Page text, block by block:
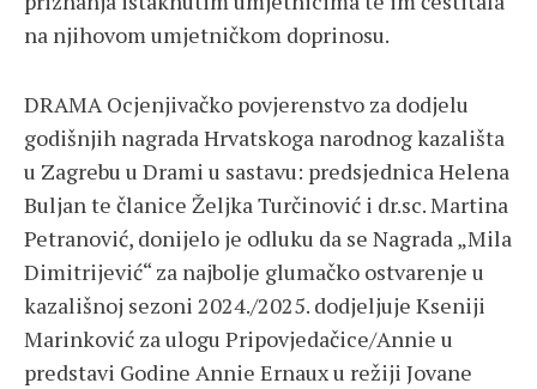
na njihovom umjetničkom doprinosu.
DRAMA Ocjenjivačko povjerenstvo za dodjelu
godišnjih nagrada Hrvatskoga narodnog kazališta
u Zagrebu u Drami u sastavu: predsjednica Helena
Buljan te članice Željka Turčinović i dr.sc. Martina
Petranović, donijelo je odluku da se Nagrada „Mila
Dimitrijević“ za najbolje glumačko ostvarenje u
kazališnoj sezoni 2024./2025. dodjeljuje Kseniji
Marinković za ulogu Pripovjedačice/Annie u
predstavi Godine Annie Ernaux u režiji Jovane